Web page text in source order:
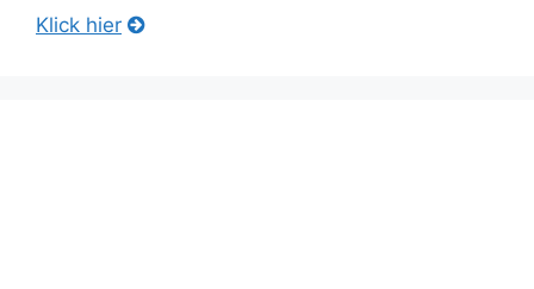
Klick hier